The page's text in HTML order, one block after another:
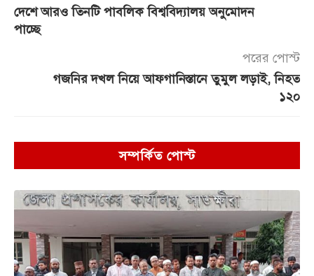
দেশে আরও তিনটি পাবলিক বিশ্ববিদ্যালয় অনুমোদন
পাচ্ছে
পরের পোস্ট
গজনির দখল নিয়ে আফগানিস্তানে তুমুল লড়াই, নিহত
১২০
সম্পর্কিত পোস্ট